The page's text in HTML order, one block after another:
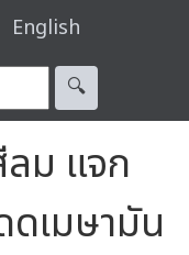
English
🔍︎
ม แจก
ดเมษามัน